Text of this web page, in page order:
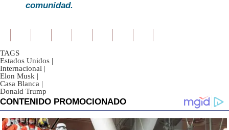
comunidad.
TAGS
Estados Unidos |
Internacional |
Elon Musk |
Casa Blanca |
Donald Trump